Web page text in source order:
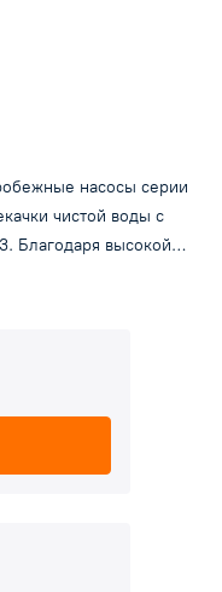
насосы серии
чистой воды с
Благодаря высокой
для
хозяйстве.